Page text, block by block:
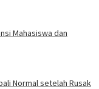
Mahasiswa dan
Normal setelah Rusak